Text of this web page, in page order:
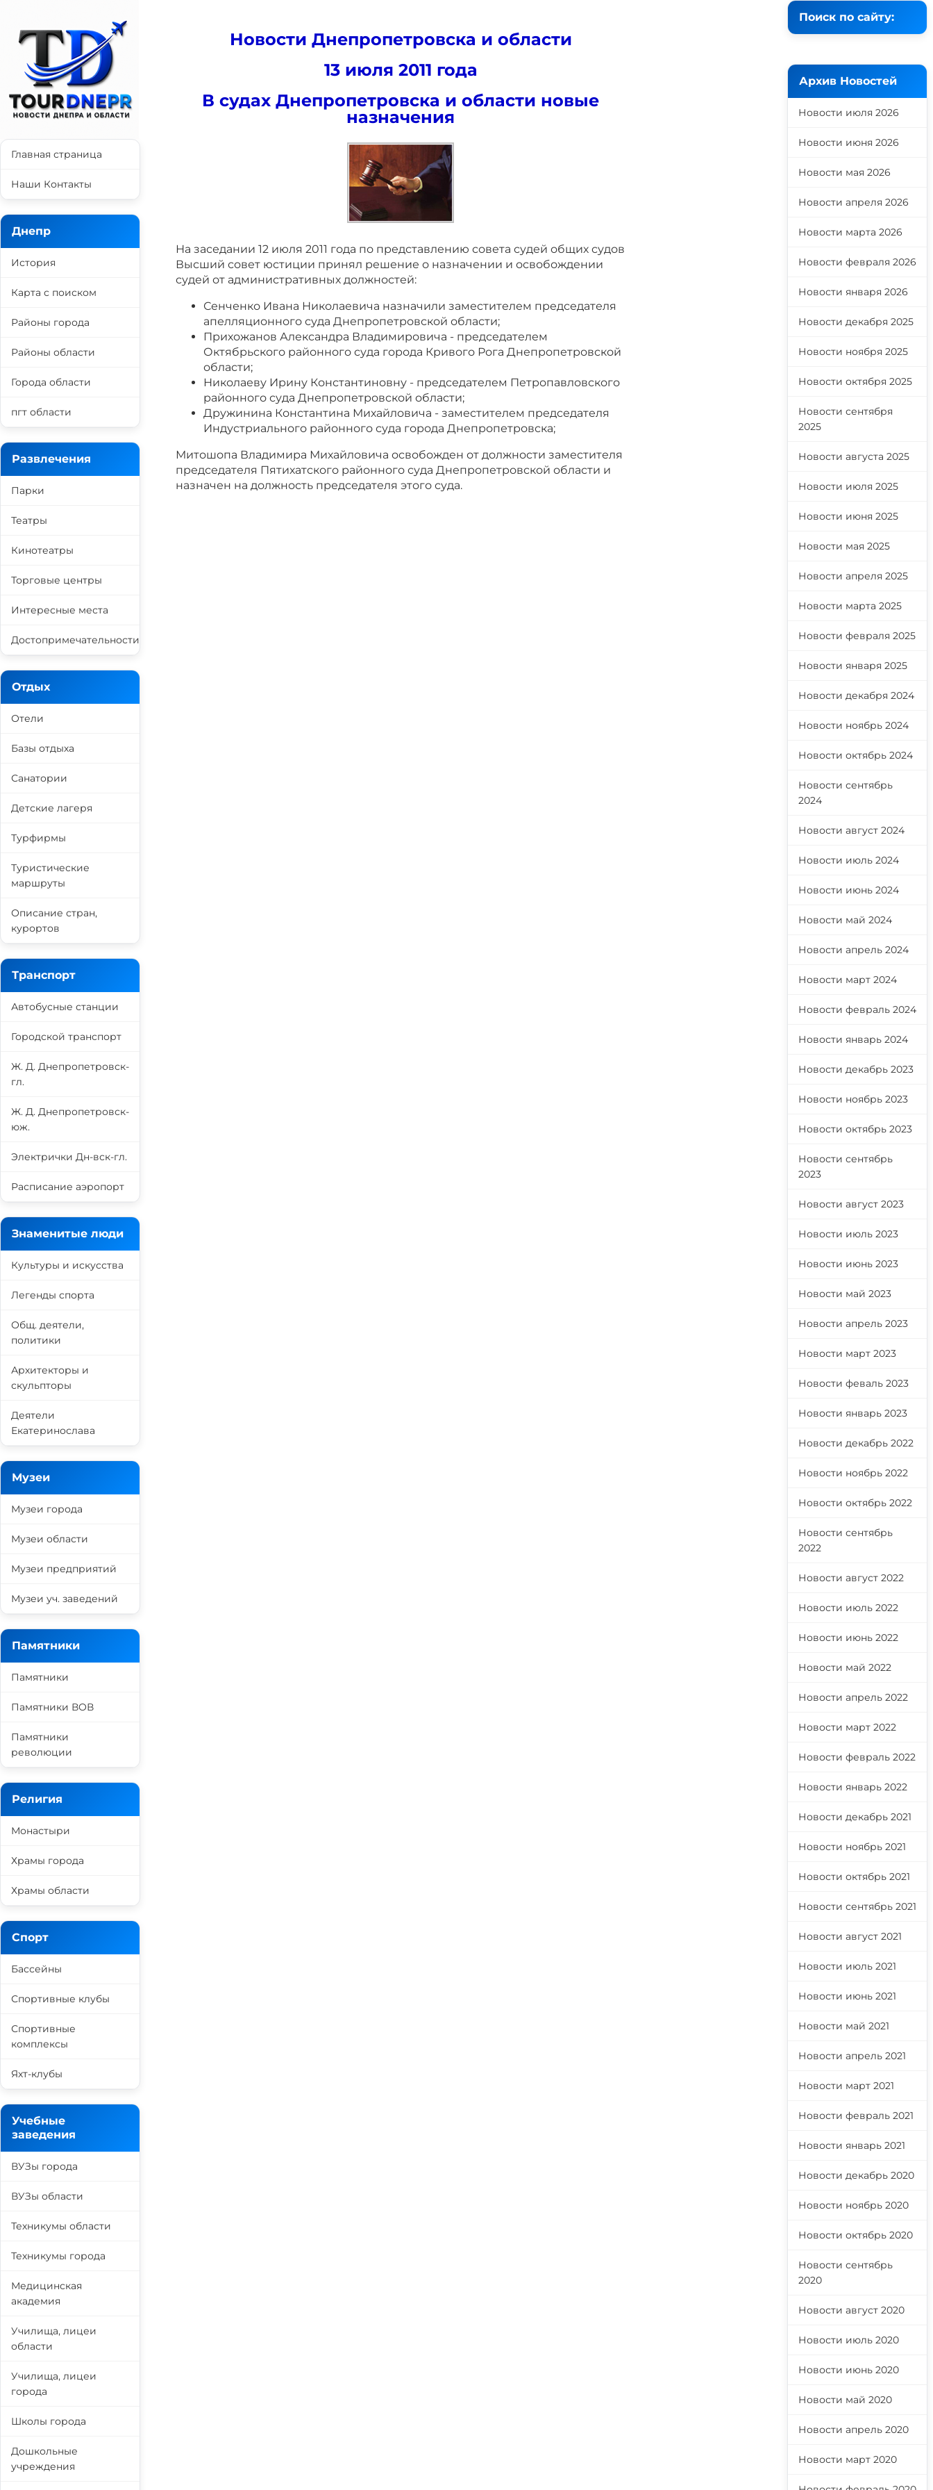
Новости Днепропетровска и области
13 июля 2011 года
В судах Днепропетровска и области новые
назначения
На заседании 12 июля 2011 года по представлению совета судей общих судов
Высший совет юстиции принял решение о назначении и освобождении
судей от административных должностей:
Сенченко Ивана Николаевича назначили заместителем председателя
апелляционного суда Днепропетровской области;
Прихожанов Александра Владимировича - председателем
Октябрьского районного суда города Кривого Рога Днепропетровской
области;
Николаеву Ирину Константиновну - председателем Петропавловского
районного суда Днепропетровской области;
Дружинина Константина Михайловича - заместителем председателя
Индустриального районного суда города Днепропетровска;
Митошопа Владимира Михайловича освобожден от должности заместителя
председателя Пятихатского районного суда Днепропетровской области и
назначен на должность председателя этого суда.
Главная страница
Наши Контакты
Днепр
История
Карта с поиском
Районы города
Районы области
Города области
пгт области
Развлечения
Парки
Театры
Кинотеатры
Торговые центры
Интересные места
Достопримечательности
Отдых
Отели
Базы отдыха
Санатории
Детские лагеря
Турфирмы
Туристические
маршруты
Описание стран,
курортов
Транспорт
Автобусные станции
Городской транспорт
Ж. Д. Днепропетровск-
гл.
Ж. Д. Днепропетровск-
юж.
Электрички Дн-вск-гл.
Расписание аэропорт
Знаменитые люди
Культуры и искусства
Легенды спорта
Общ. деятели,
политики
Архитекторы и
скульпторы
Деятели
Екатеринослава
Музеи
Музеи города
Музеи области
Музеи предприятий
Музеи уч. заведений
Памятники
Памятники
Памятники ВОВ
Памятники
революции
Религия
Монастыри
Храмы города
Храмы области
Спорт
Бассейны
Спортивные клубы
Спортивные
комплексы
Яхт-клубы
Учебные
заведения
ВУЗы города
ВУЗы области
Техникумы области
Техникумы города
Медицинская
академия
Училища, лицеи
области
Училища, лицеи
города
Школы города
Дошкольные
учреждения
Поиск по сайту:
Архив Новостей
Новости июля 2026
Новости июня 2026
Новости мая 2026
Новости апреля 2026
Новости марта 2026
Новости февраля 2026
Новости января 2026
Новости декабря 2025
Новости ноября 2025
Новости октября 2025
Новости сентября
2025
Новости августа 2025
Новости июля 2025
Новости июня 2025
Новости мая 2025
Новости апреля 2025
Новости марта 2025
Новости февраля 2025
Новости января 2025
Новости декабря 2024
Новости ноябрь 2024
Новости октябрь 2024
Новости сентябрь
2024
Новости август 2024
Новости июль 2024
Новости июнь 2024
Новости май 2024
Новости апрель 2024
Новости март 2024
Новости февраль 2024
Новости январь 2024
Новости декабрь 2023
Новости ноябрь 2023
Новости октябрь 2023
Новости сентябрь
2023
Новости август 2023
Новости июль 2023
Новости июнь 2023
Новости май 2023
Новости апрель 2023
Новости март 2023
Новости феваль 2023
Новости январь 2023
Новости декабрь 2022
Новости ноябрь 2022
Новости октябрь 2022
Новости сентябрь
2022
Новости август 2022
Новости июль 2022
Новости июнь 2022
Новости май 2022
Новости апрель 2022
Новости март 2022
Новости февраль 2022
Новости январь 2022
Новости декабрь 2021
Новости ноябрь 2021
Новости октябрь 2021
Новости сентябрь 2021
Новости август 2021
Новости июль 2021
Новости июнь 2021
Новости май 2021
Новости апрель 2021
Новости март 2021
Новости февраль 2021
Новости январь 2021
Новости декабрь 2020
Новости ноябрь 2020
Новости октябрь 2020
Новости сентябрь
2020
Новости август 2020
Новости июль 2020
Новости июнь 2020
Новости май 2020
Новости апрель 2020
Новости март 2020